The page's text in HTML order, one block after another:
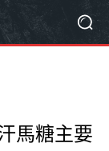
馬糖主要